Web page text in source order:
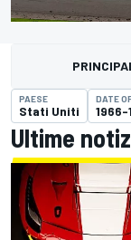
PAESE
Stati Uniti
DATE
1966-
Ultime